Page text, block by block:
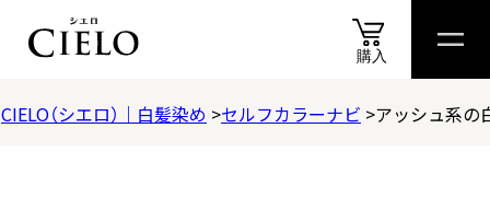
商品情報 商品比較表おすすめアイテム診断スペシャルコンテ
購入
商品情報
CIELO（シエロ）｜白髪染め セルフカラーナビ アッシュ系の